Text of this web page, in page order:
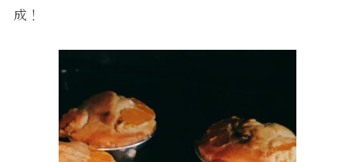
成！